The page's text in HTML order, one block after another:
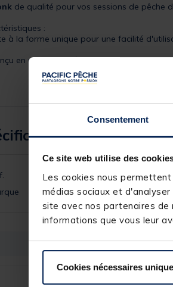
Consentement
Ce site web utilise des
Les cookies nous
médias sociaux et
site avec nos partenaires de
informations que vous leur
Cookies nécessaires
de qualité pour vos sessions de pêche
:
à la forme unique pour une facilité
en une seule pièce de bois pour une